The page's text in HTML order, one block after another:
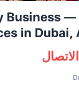
Business —
in Dubai,